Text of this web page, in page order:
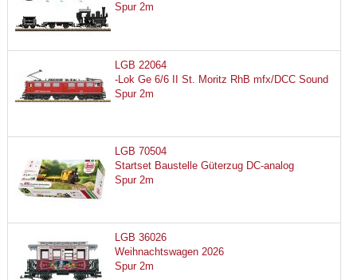
Spur 2m
LGB 22064
-Lok Ge 6/6 II St. Moritz RhB mfx/DCC Sound
Spur 2m
LGB 70504
Startset Baustelle Güterzug DC-analog
Spur 2m
LGB 36026
Weihnachtswagen 2026
Spur 2m